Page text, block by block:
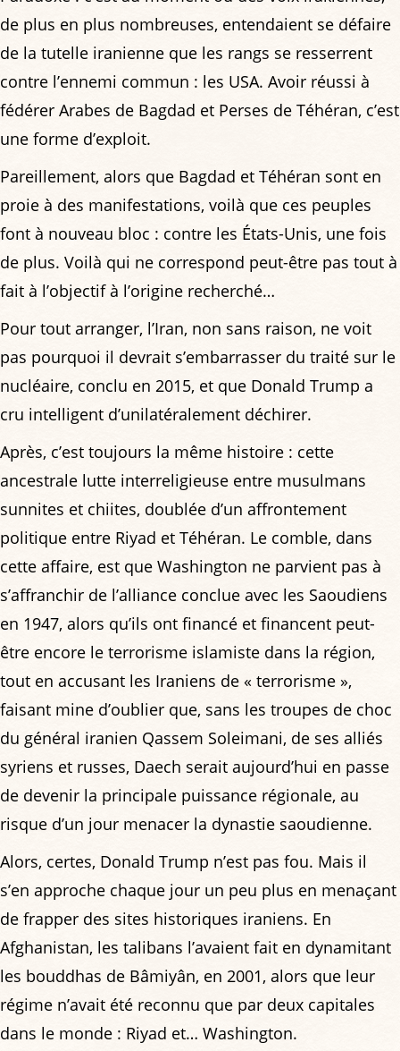
de plus en plus nombreuses, entendaient se défaire
de la tutelle iranienne que les rangs se resserrent
contre l’ennemi commun : les USA. Avoir réussi à
fédérer Arabes de Bagdad et Perses de Téhéran, c’est
une forme d’exploit.
Pareillement, alors que Bagdad et Téhéran sont en
proie à des manifestations, voilà que ces peuples
font à nouveau bloc : contre les États-Unis, une fois
de plus. Voilà qui ne correspond peut-être pas tout à
fait à l’objectif à l’origine recherché…
Pour tout arranger, l’Iran, non sans raison, ne voit
pas pourquoi il devrait s’embarrasser du traité sur le
nucléaire, conclu en 2015, et que Donald Trump a
cru intelligent d’unilatéralement déchirer.
Après, c’est toujours la même histoire : cette
ancestrale lutte interreligieuse entre musulmans
sunnites et chiites, doublée d’un affrontement
politique entre Riyad et Téhéran. Le comble, dans
cette affaire, est que Washington ne parvient pas à
s’affranchir de l’alliance conclue avec les Saoudiens
en 1947, alors qu’ils ont financé et financent peut-
être encore le terrorisme islamiste dans la région,
tout en accusant les Iraniens de « terrorisme »,
faisant mine d’oublier que, sans les troupes de choc
du général iranien Qassem Soleimani, de ses alliés
syriens et russes, Daech serait aujourd’hui en passe
de devenir la principale puissance régionale, au
risque d’un jour menacer la dynastie saoudienne.
Alors, certes, Donald Trump n’est pas fou. Mais il
s’en approche chaque jour un peu plus en menaçant
de frapper des sites historiques iraniens. En
Afghanistan, les talibans l’avaient fait en dynamitant
les bouddhas de Bâmiyân, en 2001, alors que leur
régime n’avait été reconnu que par deux capitales
dans le monde : Riyad et… Washington.